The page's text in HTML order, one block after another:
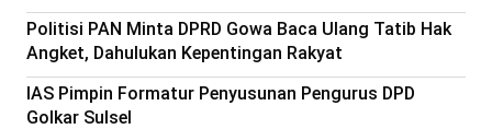
Politisi PAN Minta DPRD Gowa Baca Ulang Tatib Hak
Angket, Dahulukan Kepentingan Rakyat
IAS Pimpin Formatur Penyusunan Pengurus DPD
Golkar Sulsel